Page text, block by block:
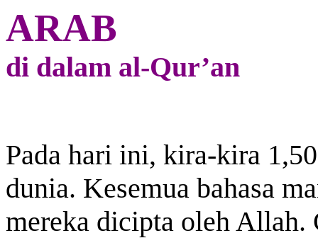
ARAB
di dalam al-Qur’an
Pada hari ini, kira-kira
dunia. Kesemua bahasa
mereka dicipta oleh Allah.